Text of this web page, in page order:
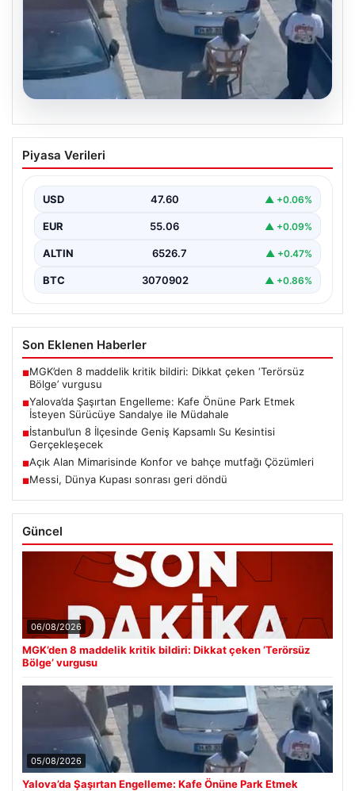
05.08.2026
Yalova’da Şaşırtan Engelleme: Kafe
Önüne Park Etmek İsteyen Sürücüye
Yalova’da yaşanan sıra dışı bir olay, gündeme damgasını
Piyasa Verileri
USD 47.60 ▲ +0.06%
EUR 55.06 ▲ +0.09%
ALTIN 6526.7 ▲ +0.47%
BTC 3070902 ▲ +0.86%
Son Eklenen Haberler
■MGK’den 8 maddelik kritik bildiri: Dikkat çeken ‘Terörsüz
Bölge’ vurgusu
■Yalova’da Şaşırtan Engelleme: Kafe Önüne Park Etmek
İsteyen Sürücüye Sandalye ile Müdahale
■İstanbul’un 8 İlçesinde Geniş Kapsamlı Su Kesintisi
Gerçekleşecek
■Açık Alan Mimarisinde Konfor ve bahçe mutfağı Çözümleri
■Messi, Dünya Kupası sonrası geri döndü
Güncel
06/08/2026
MGK’den 8 maddelik kritik bildiri: Dikkat çeken ‘Terörsüz
Bölge’ vurgusu
05/08/2026
Yalova’da Şaşırtan Engelleme: Kafe Önüne Park Etmek